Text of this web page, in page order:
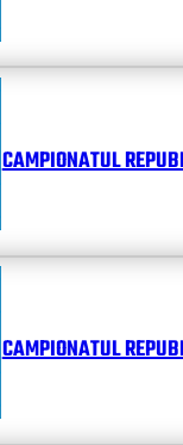
CAMPIONATUL
CAMPIONATUL